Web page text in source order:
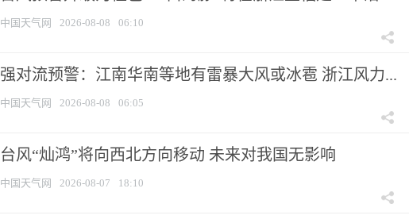
中国天气网 2026-08-08 06:10
强对流预警：江南华南等地有雷暴大风或冰雹 浙江风力...
中国天气网 2026-08-08 06:05
台风“灿鸿”将向西北方向移动 未来对我国无影响
中国天气网 2026-08-07 18:10